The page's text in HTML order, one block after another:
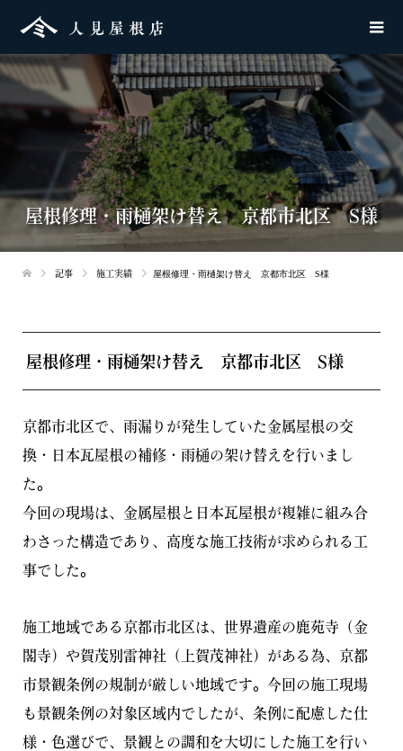
屋根修理・雨樋架け替え 京都市北区 S様
記事 施工実績 屋根修理・雨樋架け替え 京都市北区 S様
屋根修理・雨樋架け替え 京都市北区 S様
京都市北区で、雨漏りが発生していた金属屋根の交
換・日本瓦屋根の補修・雨樋の架け替えを行いまし
た。
今回の現場は、金属屋根と日本瓦屋根が複雑に組み合
わさった構造であり、高度な施工技術が求められる工
事でした。
施工地域である京都市北区は、世界遺産の鹿苑寺（金
閣寺）や賀茂別雷神社（上賀茂神社）がある為、京都
市景観条例の規制が厳しい地域です。今回の施工現場
も景観条例の対象区域内でしたが、条例に配慮した仕
様・色選びで、景観との調和を大切にした施工を行い